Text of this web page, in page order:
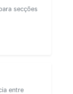
secções
entre